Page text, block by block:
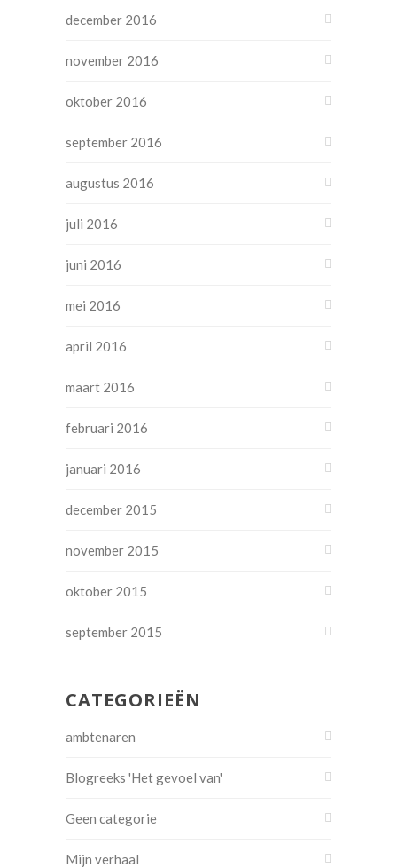
december 2016
november 2016
oktober 2016
september 2016
augustus 2016
juli 2016
juni 2016
mei 2016
april 2016
maart 2016
februari 2016
januari 2016
december 2015
november 2015
oktober 2015
september 2015
CATEGORIEËN
ambtenaren
Blogreeks 'Het gevoel van'
Geen categorie
Mijn verhaal